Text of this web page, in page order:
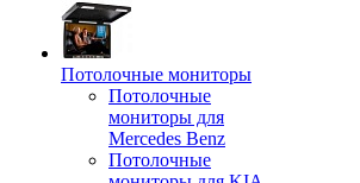
Потолочные мониторы
Потолочные
мониторы для
Mercedes Benz
Потолочные